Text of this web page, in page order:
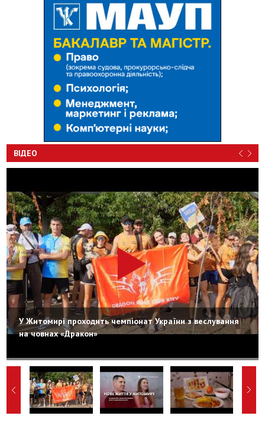
ВІДЕО
У Житомирі проходить чемпіонат України з веслування
на човнах «Дракон»